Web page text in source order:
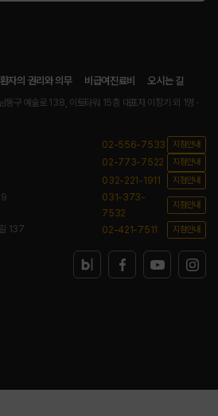
환자의 권리와 의무 비급여진료비 오시는 길
동구 예술로 138, 이토타워 15층 대표자 이창기 외 1명 ·
02-556-7533 지점안내
02-773-7522 지점안내
032-221-1911 지점안내
031-373-
7532
지점안내
137 02-421-7511 지점안내